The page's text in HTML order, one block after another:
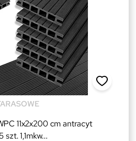
11x2x200 cm antracyt
1,1mkw...